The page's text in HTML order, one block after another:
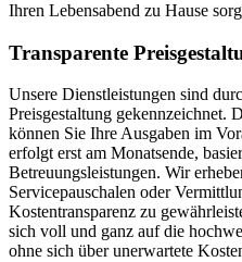
Ihren Lebensabend zu Hause
Transparente
Unsere Dienstleistungen sind
Preisgestaltung gekennzeichnet.
können Sie Ihre Ausgaben im
erfolgt erst am Monatsende,
Betreuungsleistungen. Wir
Servicepauschalen oder
Kostentransparenz zu
sich voll und ganz auf die
ohne sich über unerwartete